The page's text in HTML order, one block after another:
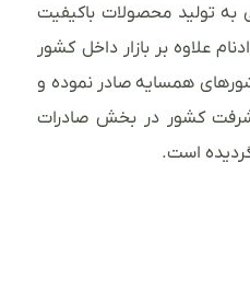
تولید محصولات باکیفیت
علاوه بر بازار داخل کشور
همسایه صادر نموده و
کشور در بخش صادرات
است.